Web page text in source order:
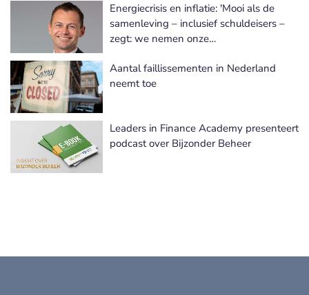
Meer Bijzonder beheer nieuws
Energiecrisis en inflatie: 'Mooi als de
samenleving – inclusief schuldeisers –
zegt: we nemen onze
groepen'
Aantal faillissementen in Nederland
neemt toe
Leaders in Finance Academy presenteert
podcast over Bijzonder Beheer